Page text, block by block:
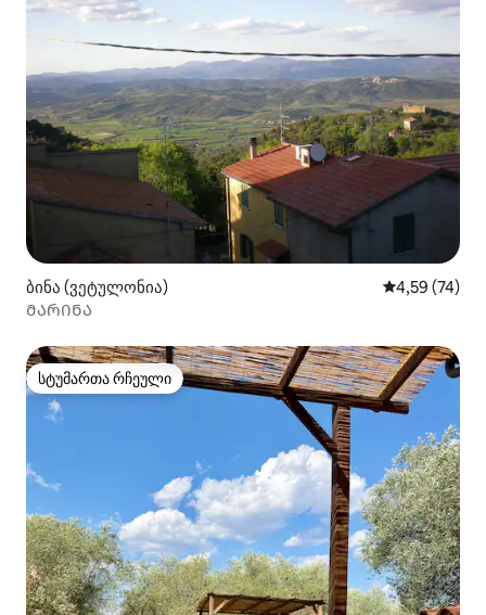
ბინა (ვეტულონია) საშუალო
4,59 (74)
ᲛᲐᲠᲘᲜᲐ
სტუმართა რჩეული
სტუმართა რჩეული